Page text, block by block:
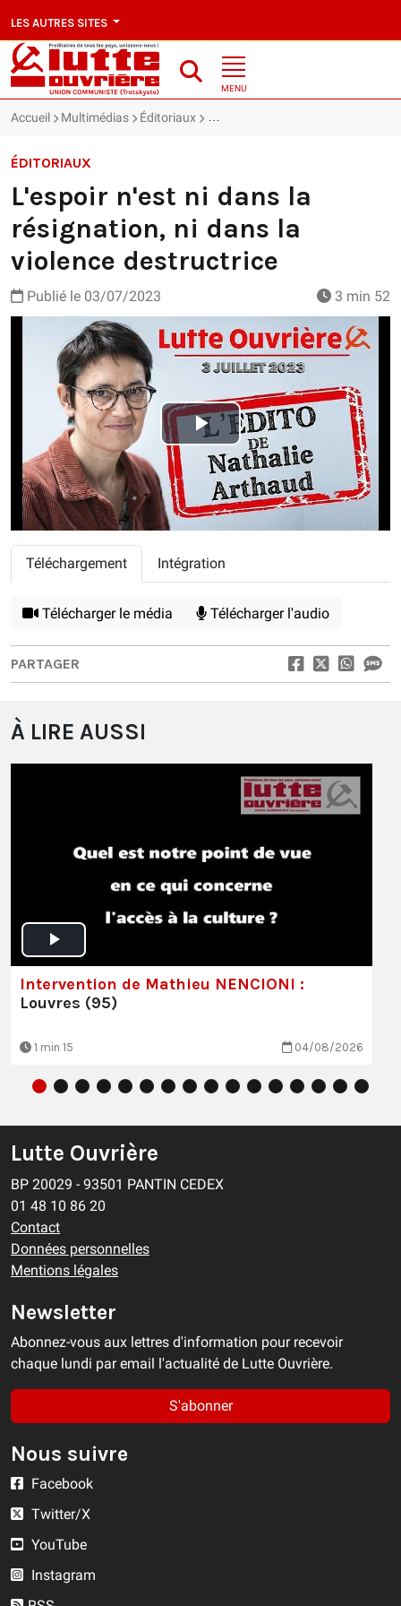
LES AUTRES SITES
MENU
Accueil Multimédias Éditoriaux L'espoir n'est ni dans la
ÉDITORIAUX
L'espoir n'est ni dans la
résignation, ni dans la
violence destructrice
Publié le 03/07/2023 3 min 52
Play
Video
Téléchargement Intégration
Télécharger le média Télécharger l'audio
PARTAGER
À LIRE AUSSI
Intervention de Mathieu NENCIONI :
Louvres (95)
1 min 15 04/08/2026
Lutte Ouvrière
BP 20029 - 93501 PANTIN CEDEX
01 48 10 86 20
Contact
Données personnelles
Mentions légales
Newsletter
Abonnez-vous aux lettres d'information pour recevoir
chaque lundi par email l'actualité de Lutte Ouvrière.
S'abonner
Nous suivre
Facebook
Twitter/X
YouTube
Instagram